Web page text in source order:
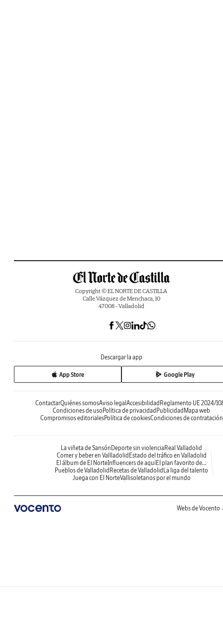
Copyright © EL NORTE DE CASTILLA
Calle Vázquez de Menchaca, 10
47008 - Valladolid
Descargar la app
App Store Google Play
ContactarQuiénes somosAviso legal Accesibilidad Reglamento UE 2024/
Condiciones de uso Política de privacidad Publicidad Mapa web
Compromisos editorialesPolítica de cookiesCondiciones de contratación
La viñeta de Sansón Deporte sin violencia Real Valladolid
Comer y beber en Vallladolid Estado del tráfico en Valladolid
El álbum de El NorteInfluencers de aquíEl plan favorito de...
Pueblos de Valladolid Recetas de Valladolid La liga del talento
Juega con El NorteVallisoletanos por el mundo
Webs de Vocento